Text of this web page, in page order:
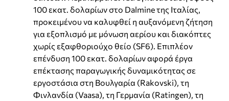
100 εκατ. δολαρίων στο Dalmine της Ιταλίας,
προκειμένου να καλυφθεί η αυξανόμενη ζήτηση
για εξοπλισμό με μόνωση αερίου και διακόπτες
χωρίς εξαφθοριούχο θείο (SF6). Επιπλέον
επένδυση 100 εκατ. δολαρίων αφορά έργα
επέκτασης παραγωγικής δυναμικότητας σε
εργοστάσια στη Βουλγαρία (Rakovski), τη
Φινλανδία (Vaasa), τη Γερμανία (Ratingen), τη